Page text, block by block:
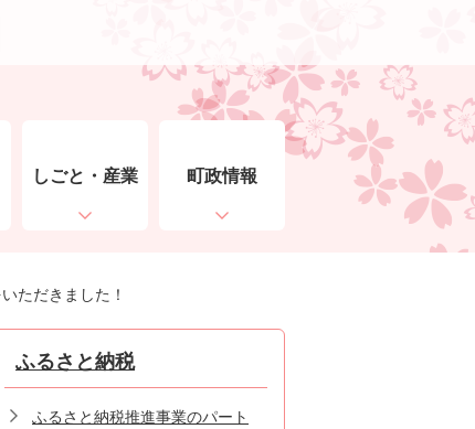
しごと・産業 町政情報
ただきました！
ふるさと納税
ふるさと納税推進事業のパート